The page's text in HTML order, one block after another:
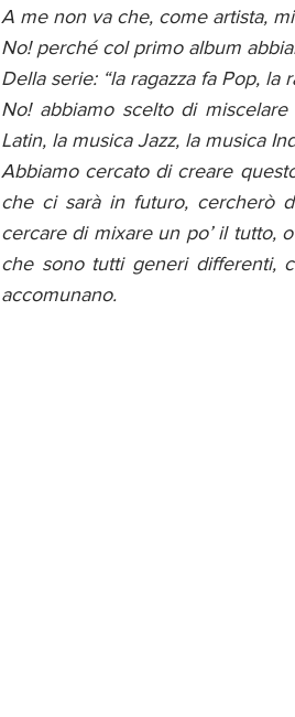
A me non va che, come artista,
No! perché col primo album
Della serie: “la ragazza fa Pop, la
No! abbiamo scelto di
Latin, la musica Jazz, la musica
Abbiamo cercato di creare
che ci sarà in futuro, cercherò
cercare di mixare un po’ il tutto,
che sono tutti generi differenti,
accomunano.